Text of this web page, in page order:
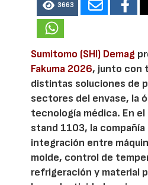
3663
Sumitomo (SHI) Demag
Fakuma 2026, junto con
distintas soluciones de
sectores del envase, la
tecnología médica. En el
stand 1103, la
integración entre
molde, control de
refrigeración y material